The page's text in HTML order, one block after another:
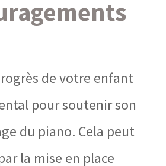
de votre enfant
pour soutenir son
du piano. Cela peut
la mise en place